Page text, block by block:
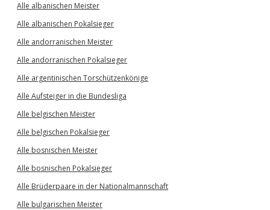
Alle albanischen Meister
Alle albanischen Pokalsieger
Alle andorranischen Meister
Alle andorranischen Pokalsieger
Alle argentinischen Torschützenkönige
Alle Aufsteiger in die Bundesliga
Alle belgischen Meister
Alle belgischen Pokalsieger
Alle bosnischen Meister
Alle bosnischen Pokalsieger
Alle Brüderpaare in der Nationalmannschaft
Alle bulgarischen Meister